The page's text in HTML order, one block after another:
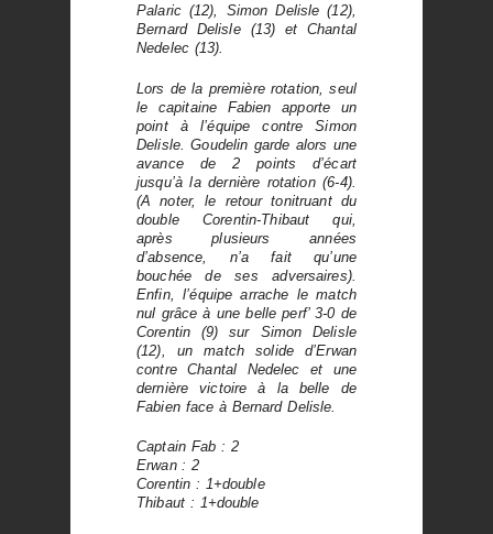
Palaric (12), Simon Delisle (12),
Bernard Delisle (13) et Chantal
Nedelec (13).
Lors de la première rotation, seul
le capitaine Fabien apporte un
point à l’équipe contre Simon
Delisle. Goudelin garde alors une
avance de 2 points d’écart
jusqu’à la dernière rotation (6-4).
(A noter, le retour tonitruant du
double Corentin-Thibaut qui,
après plusieurs années
d’absence, n’a fait qu’une
bouchée de ses adversaires).
Enfin, l’équipe arrache le match
nul grâce à une belle perf’ 3-0 de
Corentin (9) sur Simon Delisle
(12), un match solide d’Erwan
contre Chantal Nedelec et une
dernière victoire à la belle de
Fabien face à Bernard Delisle.
Captain Fab : 2
Erwan : 2
Corentin : 1+double
Thibaut : 1+double